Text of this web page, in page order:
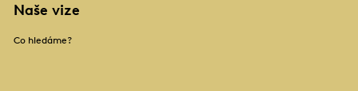
Naše vize
Co hledáme?